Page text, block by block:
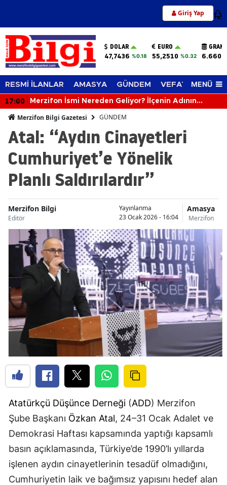
Giriş Yap 12
DOLAR
47,7436 %0.18
EURO
55,2510 %0.32
RESMİ İLANLAR AMASYA GÜNDEM VEFAT EDENLER
MENÜ
17:00
Merzifon İsmi Nereden Geliyor? İlçenin Adının
Merzifon Bilgi Gazetesi GÜNDEM
Atal: “Aydın Cinayetleri
Cumhuriyet’e Yönelik
Planlı Saldırılardır”
Merzifon Bilgi
Editör
Yayınlanma
23 Ocak 2026 - 16:04
Amasya
Merzifon
Atatürkçü Düşünce Derneği (ADD) Merzifon
Şube Başkanı Özkan Atal, 24–31 Ocak Adalet ve
Demokrasi Haftası kapsamında yaptığı kapsamlı
basın açıklamasında, Türkiye’de 1990’lı yıllarda
işlenen aydın cinayetlerinin tesadüf olmadığını,
Cumhuriyetin laik ve bağımsız yapısını hedef alan